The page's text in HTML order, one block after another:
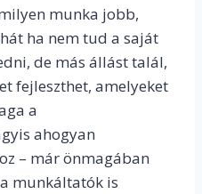
munka jobb,
ha nem tud a saját
de más állást talál,
fejleszthet, amelyeket
a
ahogyan
– már önmagában
munkáltatók is